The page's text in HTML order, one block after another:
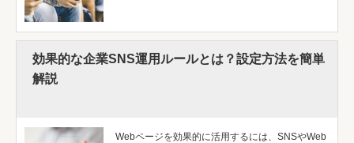
効果的な企業SNS運用ルールとは？設定方法を簡単
解説
Webページを効果的に活用するには、SNSやWeb